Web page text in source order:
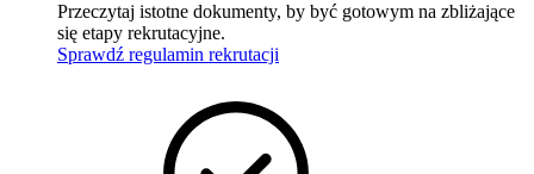
Przeczytaj istotne dokumenty, by być gotowym na zbliżające
się etapy rekrutacyjne.
Sprawdź regulamin rekrutacji